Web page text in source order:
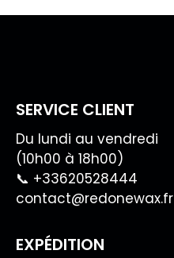
SERVICE CLIENT
Du lundi au vendredi
(10h00 à 18h00)
📞 +33620528444
contact@redonewax.fr
EXPÉDITION